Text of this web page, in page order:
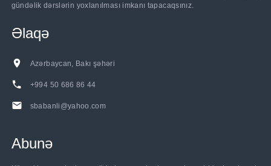
gündəlik dərslərin yoxlanılması imkanı tapacaqsınız.
Əlaqə
Azərbaycan, Bakı şəhəri
+994 50 686 86 44
sbabanli@yahoo.com
Abunə